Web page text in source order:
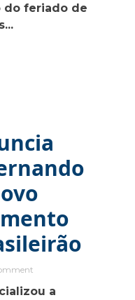
sábado
do feriado de
on
anuncia
a